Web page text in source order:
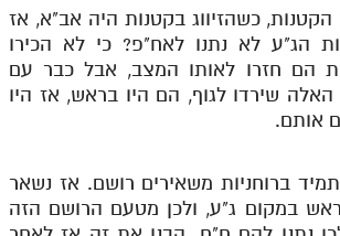
כשהזיווג בקטנות היה אב"א, אז
הג"ע לא נתנו לאח"פ? כי לא הכירו
הם חזרו לאותו המצב, אבל כבר עם
שירדו לגוף, הם היו בראש, אז היו
אותם.
ברוחניות משאירים רושם. אז נשאר
במקום ג"ע, ולכן מטעם הרושם הזה